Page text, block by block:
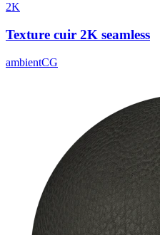
2K
Texture cuir 2K seamless
ambientCG